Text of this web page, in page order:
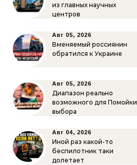
из главных научных
центров
Авг 05, 2026
Вменяемый россиянин
обратился к Украине
Авг 05, 2026
Диапазон реально
возможного для Помойки
выбора
Авг 04, 2026
Иной раз какой-то
беспилотник таки
долетает